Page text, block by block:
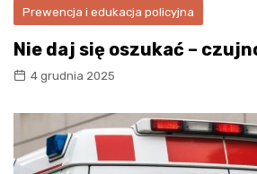
Prewencja i edukacja policyjna
Nie daj się oszukać –
4 grudnia 2025